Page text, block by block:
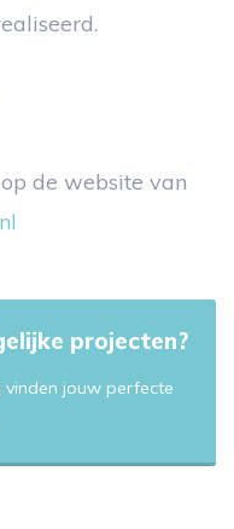
de website van
projecten?
vinden jouw perfecte